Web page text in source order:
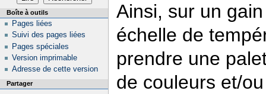
Ainsi, sur un
échelle de
prendre une
de couleurs et/
Boîte à outils
Pages liées
Suivi des pages liées
Pages spéciales
Version imprimable
Adresse de cette version
Partager